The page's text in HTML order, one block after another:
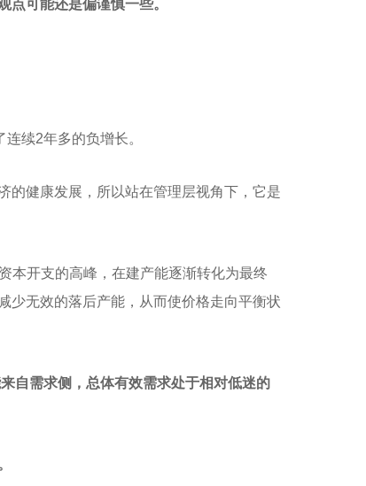
可能还是偏谨慎一些。
续2年多的负增长。
的健康发展，所以站在管理层视角下，它是
本开支的高峰，在建产能逐渐转化为最终
少无效的落后产能，从而使价格走向平衡状
自需求侧，总体有效需求处于相对低迷的